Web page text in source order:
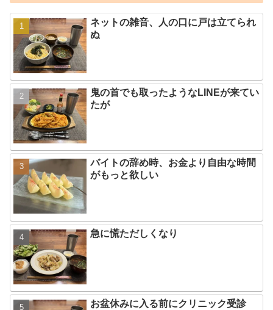
ネットの雑音、人の口に戸は立てられ
ぬ
鬼の首でも取ったようなLINEが来てい
たが
バイトの辞め時、お金より自由な時間
がもっと欲しい
急に慌ただしくなり
お盆休みに入る前にクリニック受診